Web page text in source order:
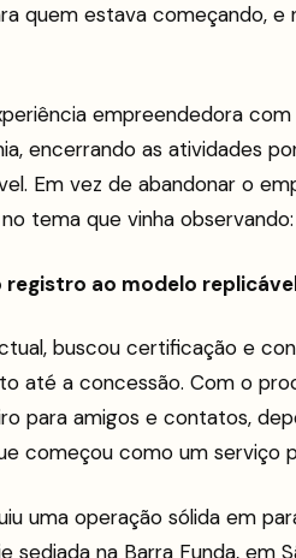
quem estava começando,
empreendedora
encerrando as atividades
Em vez de abandonar o
tema que vinha
ao modelo
buscou certificação e
até a concessão. Com o
para amigos e contatos,
começou como um serviço
uma operação sólida em
sediada na Barra Funda, em